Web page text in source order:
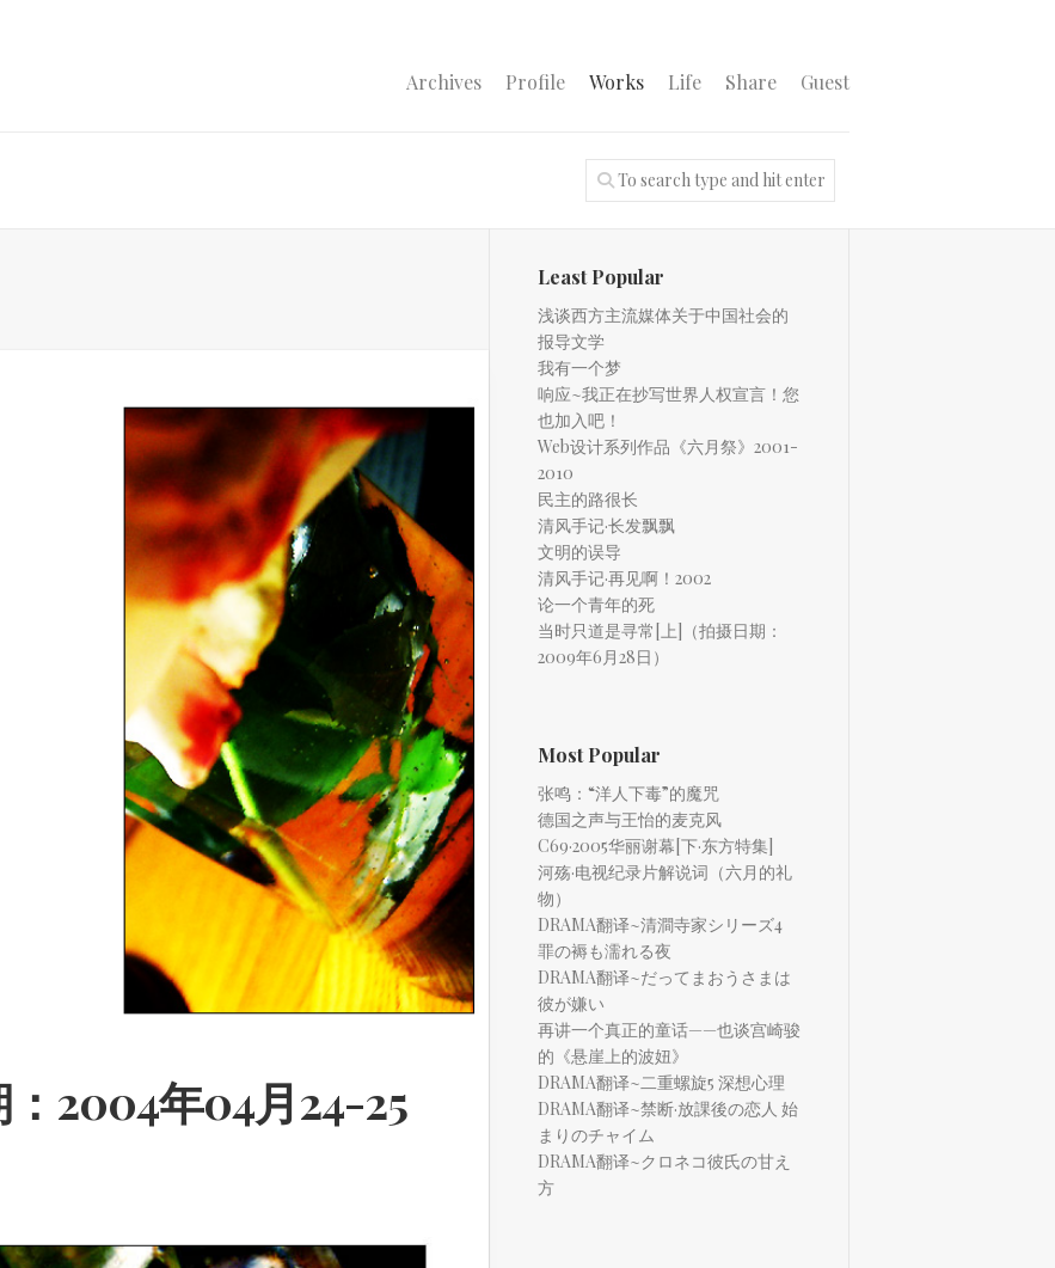
Archives Profile Works Life Share Guest
2004年04月24-25
Least Popular
浅谈西方主流媒体关于中国社会的
报导文学
我有一个梦
响应~我正在抄写世界人权宣言！您
也加入吧！
Web设计系列作品《六月祭》2001-
2010
民主的路很长
清风手记·长发飘飘
文明的误导
清风手记·再见啊！2002
论一个青年的死
当时只道是寻常[上]（拍摄日期：
2009年6月28日）
Most Popular
张鸣：“洋人下毒”的魔咒
德国之声与王怡的麦克风
C69·2005华丽谢幕[下·东方特集]
河殇·电视纪录片解说词（六月的礼
物）
DRAMA翻译~清澗寺家シリーズ4
罪の褥も濡れる夜
DRAMA翻译~だってまおうさまは
彼が嫌い
再讲一个真正的童话——也谈宫崎骏
的《悬崖上的波妞》
DRAMA翻译~二重螺旋5 深想心理
DRAMA翻译~禁断·放課後の恋人 始
まりのチャイム
DRAMA翻译~クロネコ彼氏の甘え
方